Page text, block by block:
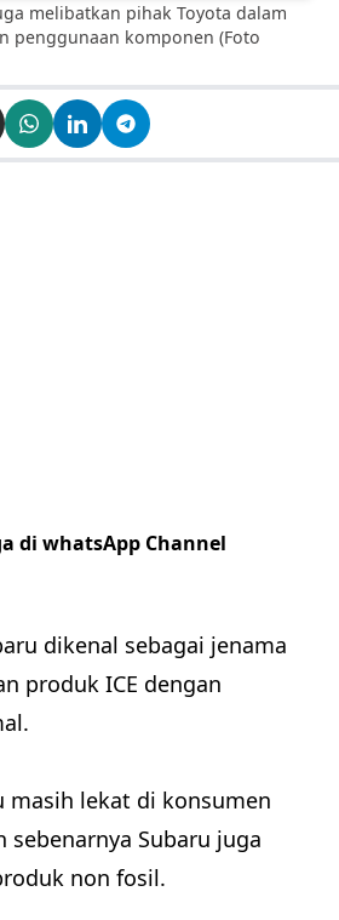
melibatkan pihak Toyota dalam
penggunaan komponen (Foto
di whatsApp Channel
dikenal sebagai jenama
produk ICE dengan
masih lekat di konsumen
sebenarnya Subaru juga
non fosil.